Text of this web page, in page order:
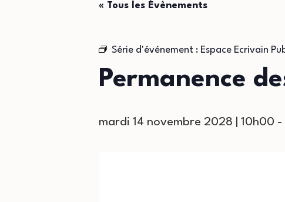
« Tous les Évènements
Série d'événement : Espace Ecrivain
Permanence
mardi 14 novembre 2028 | 10h00 -